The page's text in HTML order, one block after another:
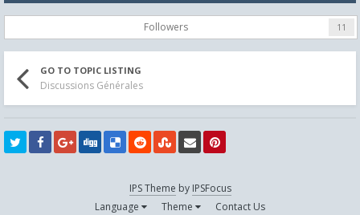
Followers 11
GO TO TOPIC LISTING
Discussions Générales
IPS Theme by IPSFocus
Language
Theme Contact Us